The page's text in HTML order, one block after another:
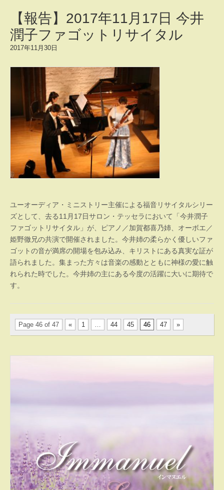
【報告】2017年11月17日 今井
潤子ファゴットリサイタル
2017年11月30日
ユーオーディア・ミニストリー主催による福音リサイタルシリー
ズとして、去る11月17日サロン・テッセラにおいて「今井潤子
ファゴットリサイタル」が、ピアノ／加賀都喜乃姉、オーボエ／
姫野徹兄の共演で開催されました。今井姉の柔らかく優しいファ
ゴットの音が満席の開場を包み込み、キリストにある真実な証が
語られました。集まった方々は音楽の感動とともに神様の愛に触
れられた時でした。今井姉の主にある今度の活躍に大いに期待で
す。
Page 46 of 47 « 1 44 45 46 47 »